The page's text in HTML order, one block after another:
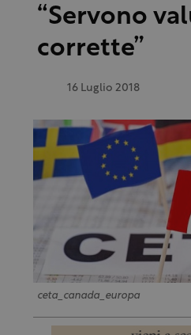
“Servono
corrette”
16 Luglio 2018
ceta_canada_europa